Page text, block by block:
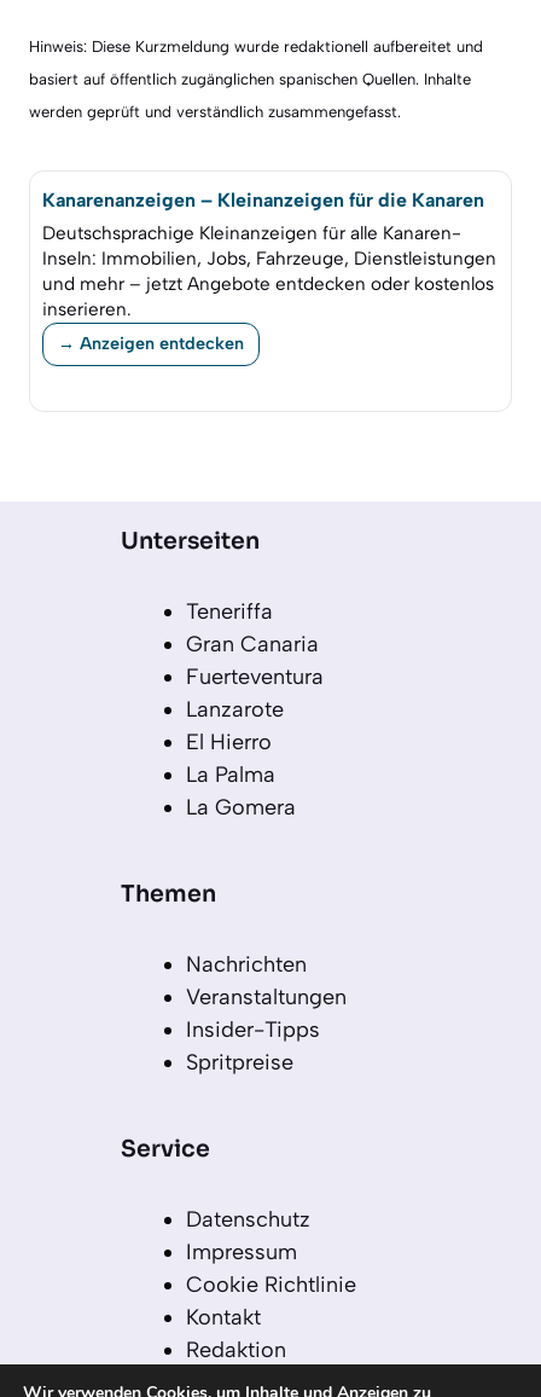
Hinweis: Diese Kurzmeldung wurde redaktionell aufbereitet und
basiert auf öffentlich zugänglichen spanischen Quellen. Inhalte
werden geprüft und verständlich zusammengefasst.
Kanarenanzeigen – Kleinanzeigen für die Kanaren
Deutschsprachige Kleinanzeigen für alle Kanaren-
Inseln: Immobilien, Jobs, Fahrzeuge, Dienstleistungen
und mehr – jetzt Angebote entdecken oder kostenlos
inserieren.
→ Anzeigen entdecken
Unterseiten
Teneriffa
Gran Canaria
Fuerteventura
Lanzarote
El Hierro
La Palma
La Gomera
Themen
Nachrichten
Veranstaltungen
Insider-Tipps
Spritpreise
Service
Datenschutz
Impressum
Cookie Richtlinie
Kontakt
Redaktion
Redaktionelle Leitlinien